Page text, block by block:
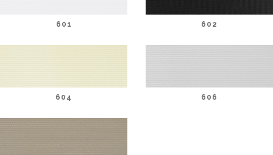
601 602
604 606